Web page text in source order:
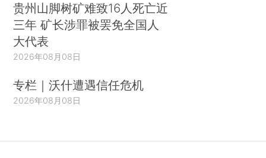
贵州山脚树矿难致16人死亡近
三年 矿长涉罪被罢免全国人
大代表
2026年08月08日
专栏｜沃什遭遇信任危机
2026年08月08日